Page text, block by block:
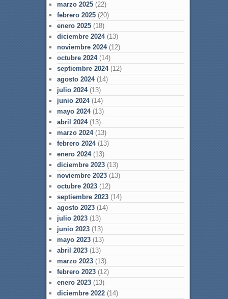
marzo 2025(22)
febrero 2025(20)
enero 2025(18)
diciembre 2024(13)
noviembre 2024(12)
octubre 2024(14)
septiembre 2024(12)
agosto 2024(14)
julio 2024(13)
junio 2024(14)
mayo 2024(13)
abril 2024(13)
marzo 2024(13)
febrero 2024(13)
enero 2024(13)
diciembre 2023(13)
noviembre 2023(13)
octubre 2023(12)
septiembre 2023(14)
agosto 2023(14)
julio 2023(13)
junio 2023(13)
mayo 2023(13)
abril 2023(13)
marzo 2023(13)
febrero 2023(12)
enero 2023(13)
diciembre 2022(14)